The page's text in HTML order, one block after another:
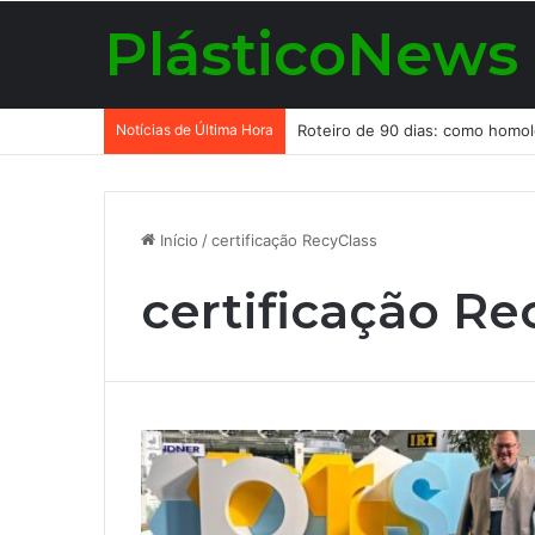
PlásticoNews
Notícias de Última Hora
Início /certificação RecyClass
certificação